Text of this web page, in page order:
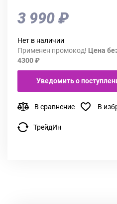
3 990 ₽
Нет в наличии
Применен промокод! Цена
4300 ₽
Уведомить о
В сравнение В
ТрейдИн